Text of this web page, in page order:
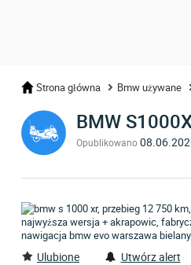
Strona główna Bmw używane
BMW
Opublikowano
Ulubione Utwórz alert